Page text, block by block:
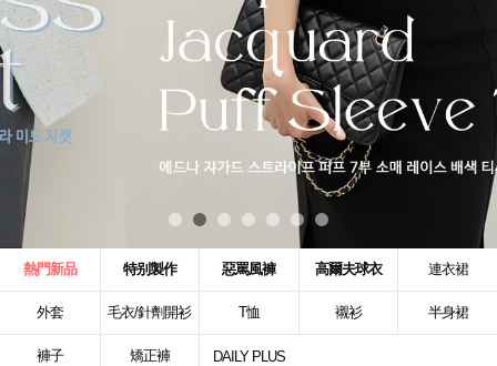
熱門新品 特别製作 惡罵風褲 高爾夫球衣 連衣裙
外套 毛衣/針劑開衫 T恤 襯衫 半身裙
褲子 矯正褲 DAILY PLUS